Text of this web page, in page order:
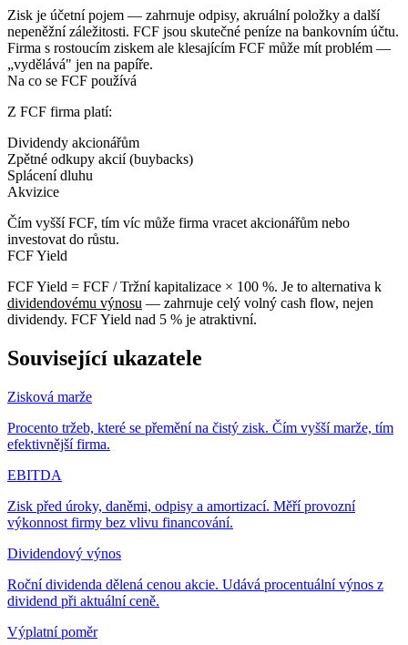
Zisk je účetní pojem — zahrnuje odpisy, akruální položky a další
nepeněžní záležitosti. FCF jsou skutečné peníze na bankovním účtu.
Firma s rostoucím ziskem ale klesajícím FCF může mít problém —
„vydělává" jen na papíře.
Na co se FCF používá
Z FCF firma platí:
Dividendy akcionářům
Zpětné odkupy akcií (buybacks)
Splácení dluhu
Akvizice
Čím vyšší FCF, tím víc může firma vracet akcionářům nebo
investovat do růstu.
FCF Yield
FCF Yield = FCF / Tržní kapitalizace × 100 %. Je to alternativa k
dividendovému výnosu — zahrnuje celý volný cash flow, nejen
dividendy. FCF Yield nad 5 % je atraktivní.
Související ukazatele
Zisková marže
Procento tržeb, které se přemění na čistý zisk. Čím vyšší marže, tím
efektivnější firma.
EBITDA
Zisk před úroky, daněmi, odpisy a amortizací. Měří provozní
výkonnost firmy bez vlivu financování.
Dividendový výnos
Roční dividenda dělená cenou akcie. Udává procentuální výnos z
dividend při aktuální ceně.
Výplatní poměr